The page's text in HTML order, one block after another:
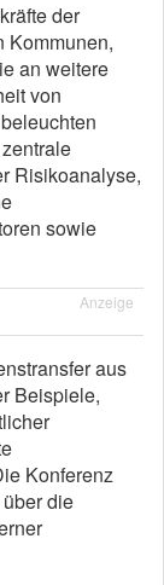
der
Kommunen,
an weitere
von
Risikoanalyse,
sowie
Anzeige
aus
Beispiele,
Konferenz
die